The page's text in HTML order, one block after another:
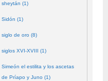
sheytán (1)
Sidón (1)
siglo de oro (8)
siglos XVI-XVIII (1)
Simeón el estilita y los ascetas
de Príapo y Juno (1)